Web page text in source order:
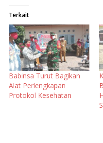
Terkait
Babinsa Turut Bagikan
Alat Perlengkapan
Protokol Kesehatan